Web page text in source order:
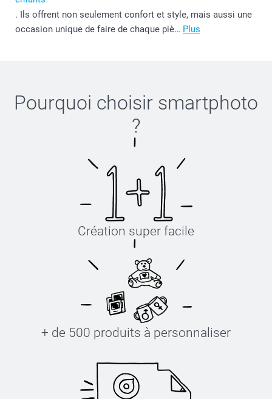
. Ils offrent non seulement confort et style, mais aussi une
occasion unique de faire de chaque piè… Plus
Pourquoi choisir smartphoto
?
Création super facile
+ de 500 produits à personnaliser